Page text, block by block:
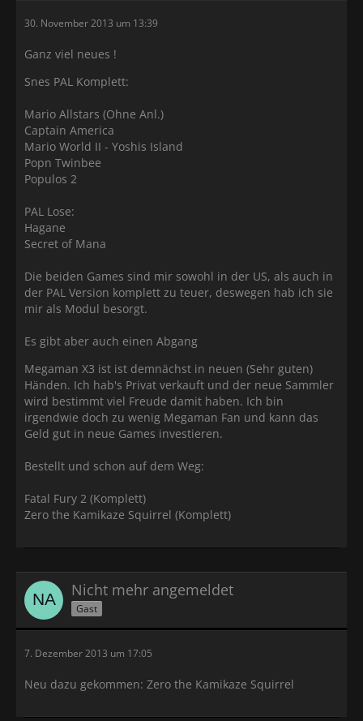
30. November 2013 um 13:39
Ganz viel neues !
Snes PAL Komplett:
Mario Allstars (Ohne Anl.)
Captain America
Mario World II - Yoshis Island
Popn Twinbee
Populos 2
PAL Lose:
Hagane
Secret of Mana
Die beiden Games sind mir sowohl in der US, als auch in
der PAL Version komplett zu teuer, deswegen hab ich sie
mir als Modul besorgt.
Es gibt aber auch einen Abgang
Megaman X3 ist ist demnächst in neuen (Sehr guten)
Händen. Ich hab's Privat verkauft und der neue Sammler
wird bestimmt viel Freude damit haben. Ich bin
irgendwie doch zu wenig Megaman Fan und kann das
Geld gut in neue Games investieren.
Bestellt und schon auf dem Weg:
Fatal Fury 2 (Komplett)
Zero the Kamikaze Squirrel (Komplett)
Nicht mehr angemeldet
Gast
7. Dezember 2013 um 17:05
Neu dazu gekommen: Zero the Kamikaze Squirrel